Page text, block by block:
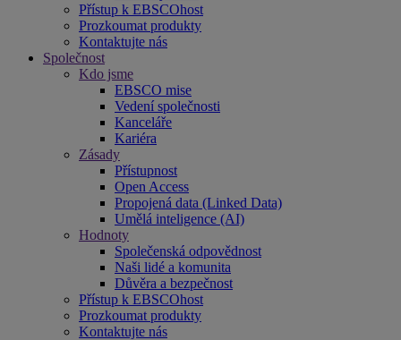
Přístup k EBSCOhost
Prozkoumat produkty
Kontaktujte nás
Společnost
Kdo jsme
EBSCO mise
Vedení společnosti
Kanceláře
Kariéra
Zásady
Přístupnost
Open Access
Propojená data (Linked Data)
Umělá inteligence (AI)
Hodnoty
Společenská odpovědnost
Naši lidé a komunita
Důvěra a bezpečnost
Přístup k EBSCOhost
Prozkoumat produkty
Kontaktujte nás